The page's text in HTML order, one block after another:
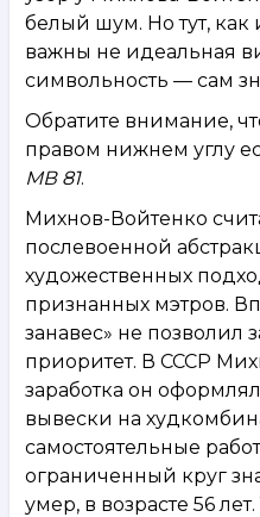
белый шум. Но тут, как
важны не идеальная
символьность — сам
Обратите внимание,
правом нижнем углу
МВ 81.
Михнов-Войтенко
послевоенной
художественных
признанных мэтров.
занавес» не позволил
приоритет. В СССР
заработка он
вывески на
самостоятельные
ограниченный круг
умер, в возрасте 56